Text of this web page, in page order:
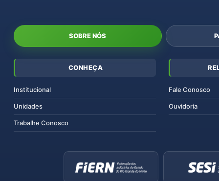
SOBRE NÓS
CONHEÇA
Institucional
Unidades
Trabalhe Conosco
Fale Conosco
Ouvidoria